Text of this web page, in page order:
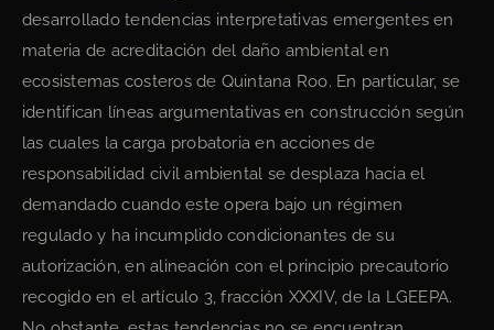
desarrollado tendencias interpretativas emergentes en
materia de acreditación del daño ambiental en
ecosistemas costeros de Quintana Roo. En particular, se
identifican líneas argumentativas en construcción según
las cuales la carga probatoria en acciones de
responsabilidad civil ambiental se desplaza hacia el
demandado cuando este opera bajo un régimen
regulado y ha incumplido condicionantes de su
autorización, en alineación con el principio precautorio
recogido en el artículo 3, fracción XXXIV, de la LGEEPA.